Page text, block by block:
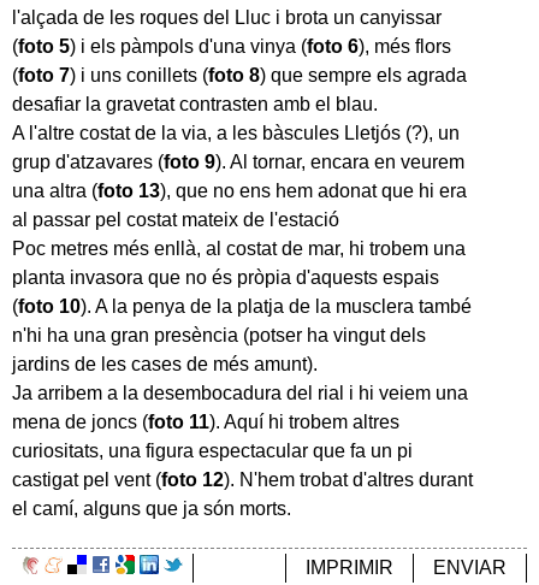
l'alçada de les roques del Lluc i brota un canyissar
(foto 5) i els pàmpols d'una vinya (foto 6), més flors
(foto 7) i uns conillets (foto 8) que sempre els agrada
desafiar la gravetat contrasten amb el blau.
A l'altre costat de la via, a les bàscules Lletjós (?), un
grup d'atzavares (foto 9). Al tornar, encara en veurem
una altra (foto 13), que no ens hem adonat que hi era
al passar pel costat mateix de l'estació
Poc metres més enllà, al costat de mar, hi trobem una
planta invasora que no és pròpia d'aquests espais
(foto 10). A la penya de la platja de la musclera també
n'hi ha una gran presència (potser ha vingut dels
jardins de les cases de més amunt).
Ja arribem a la desembocadura del rial i hi veiem una
mena de joncs (foto 11). Aquí hi trobem altres
curiositats, una figura espectacular que fa un pi
castigat pel vent (foto 12). N'hem trobat d'altres durant
el camí, alguns que ja són morts.
ENVIAR
IMPRIMIR